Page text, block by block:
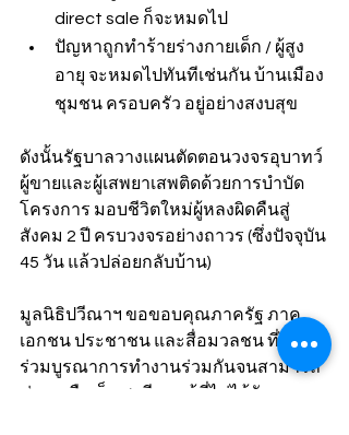
direct sale ก็จะหมดไป
ปัญหาถูกทำร้ายร่างกายเด็ก / ผู้สูง
อายุ จะหมดไปทันทีเช่นกัน บ้านเมือง
ชุมชน ครอบครัว อยู่อย่างสงบสุข
ดังนั้นรัฐบาลวางแผนตัดตอนวงจรอุบาทว์
ผู้ขายและผู้เสพยาเสพติดด้วยการบำบัด
โครงการ มอบชีวิตใหม่ผู้หลงผิดคืนสู่
สังคม 2 ปี ครบวงจรอย่างถาวร (ซึ่งปัจจุบัน
45 วัน แล้วปล่อยกลับบ้าน)
มูลนิธิปวีณาฯ ขอขอบคุณภาครัฐ ภาค
เอกชน ประชาชน และสื่อมวลชน ที่ได้
ร่วมบูรณาการทำงานร่วมกันจนสามารถ
ช่วยเหลือเด็ก สตรี และผู้ที่ไม่ได้รับความ